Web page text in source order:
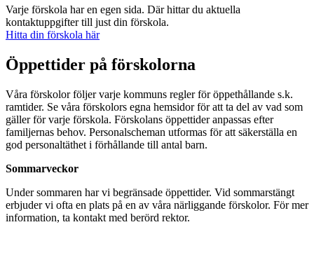
Varje förskola har en egen sida. Där hittar du aktuella
kontaktuppgifter till just din förskola.
Hitta din förskola här
Öppettider på förskolorna
Våra förskolor följer varje kommuns regler för öppethållande s.k.
ramtider. Se våra förskolors egna hemsidor för att ta del av vad som
gäller för varje förskola. Förskolans öppettider anpassas efter
familjernas behov. Personalscheman utformas för att säkerställa en
god personaltäthet i förhållande till antal barn.
Sommarveckor
Under sommaren har vi begränsade öppettider. Vid sommarstängt
erbjuder vi ofta en plats på en av våra närliggande förskolor. För mer
information, ta kontakt med berörd rektor.